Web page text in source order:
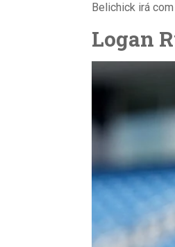
Belichick irá
Logan